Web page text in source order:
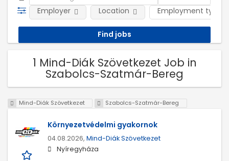
Employment type
Employer Location
1 Mind-Diák Szövetkezet Job in
Szabolcs-Szatmár-Bereg
Mind-Diák Szövetkezet Szabolcs-Szatmár-Bereg
Környezetvédelmi gyakornok
04.08.2026, Mind-Diák Szövetkezet
Nyíregyháza